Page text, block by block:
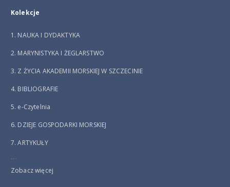
Kolekcje
1. NAUKA I DYDAKTYKA
2. MARYNISTYKA I ŻEGLARSTWO
3. Z ŻYCIA AKADEMII MORSKIEJ W SZCZECINIE
4. BIBLIOGRAFIE
5. e-Czytelnia
6. DZIEJE GOSPODARKI MORSKIEJ
7. ARTYKUŁY
...
Zobacz więcej